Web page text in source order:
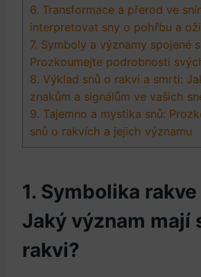
6. Transformace ⁤a přerod ve
interpretovat sny o pohřbu a
7. Symboly a významy spojené
Prozkoumejte podrobnosti
8. Výklad snů o‌ rakvi a smrti:
znakům a signálům ⁤ve⁢ vašich
9. Tajemno a mystika snů:
snů o rakvích ⁢a jejich významu
1. Symbolika
Jaký význam mají
rakvi?